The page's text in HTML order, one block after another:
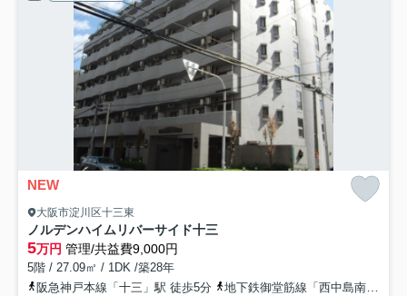
NEW
大阪市淀川区十三東
ノルデンハイムリバーサイド十三
5万円 管理/共益費9,000円
5階 / 27.09㎡ / 1DK /築28年
阪急神戸本線「十三」駅 徒歩5分
地下鉄御堂筋線「西中島南方」駅 徒歩18分